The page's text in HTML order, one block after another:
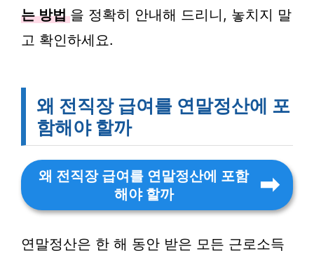
는 방법 을 정확히 안내해 드리니, 놓치지 말
고 확인하세요.
왜 전직장 급여를 연말정산에 포
함해야 할까
왜 전직장 급여를 연말정산에 포함
해야 할까
연말정산은 한 해 동안 받은 모든 근로소득